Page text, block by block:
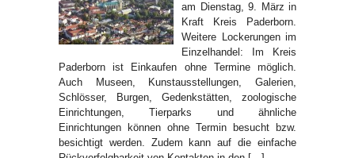
am Dienstag, 9. März in
Kraft Kreis Paderborn.
Weitere Lockerungen im
Einzelhandel: Im Kreis
Paderborn ist Einkaufen ohne Termine möglich.
Auch Museen, Kunstausstellungen, Galerien,
Schlösser, Burgen, Gedenkstätten, zoologische
Einrichtungen, Tierparks und ähnliche
Einrichtungen können ohne Termin besucht bzw.
besichtigt werden. Zudem kann auf die einfache